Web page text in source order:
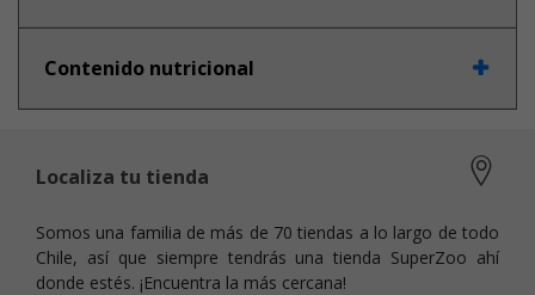
Contenido nutricional
Localiza tu tienda
Somos una familia de más de 70 tiendas a lo largo de todo
Chile, así que siempre tendrás una tienda SuperZoo ahí
donde estés. ¡Encuentra la más cercana!